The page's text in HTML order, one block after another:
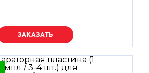
Уточняйте цену